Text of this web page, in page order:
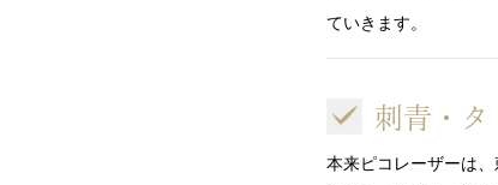
ていきます。
刺青・タ
本来ピコレーザーは